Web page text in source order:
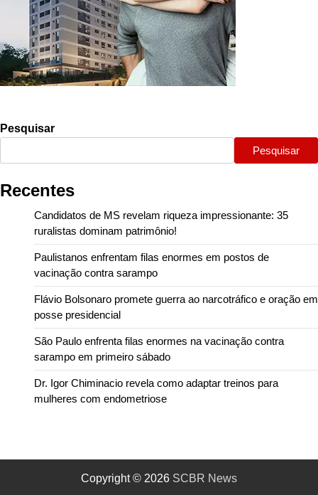
Pesquisar
Pesquisar
Recentes
Candidatos de MS revelam riqueza impressionante: 35
ruralistas dominam patrimônio!
Paulistanos enfrentam filas enormes em postos de
vacinação contra sarampo
Flávio Bolsonaro promete guerra ao narcotráfico e oração em
posse presidencial
São Paulo enfrenta filas enormes na vacinação contra
sarampo em primeiro sábado
Dr. Igor Chiminacio revela como adaptar treinos para
mulheres com endometriose
Copyright © 2026 SCBR News